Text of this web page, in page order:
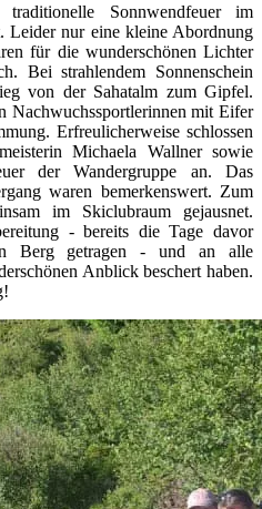
Sonnwendfeuer im
Leider nur eine kleine Abordnung
für die wunderschönen Lichter
Bei strahlendem Sonnenschein
von der Sahatalm zum Gipfel.
Nachwuchssportlerinnen mit Eifer
Erfreulicherweise schlossen
Michaela Wallner sowie
der Wandergruppe an. Das
waren bemerkenswert. Zum
im Skiclubraum gejausnet.
- bereits die Tage davor
Berg getragen - und an alle
Anblick beschert haben.